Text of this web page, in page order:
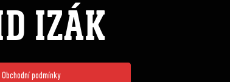
IZÁK
Obchodní podmínky